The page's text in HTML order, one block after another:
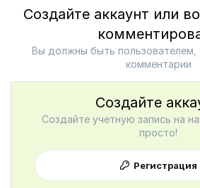
Создайте аккаунт или
Вы должны быть пользователем,
комментарии
Создайте
Создайте учетную запись на
просто!
Регистрация